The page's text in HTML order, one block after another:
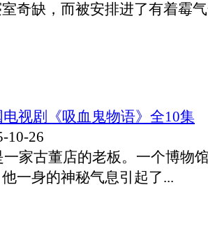
奇缺，而被安排进了有着霉
电视剧《吸血鬼物语》全10集
10-26
古董店的老板。一个博物馆
一身的神秘气息引起了...